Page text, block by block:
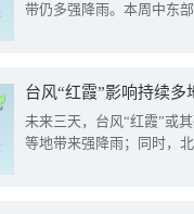
带仍多强降雨。本周中东
台风“红霞”影响持续
未来三天，台风“红霞”或
等地带来强降雨；同时，